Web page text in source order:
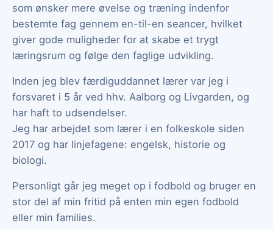
som ønsker mere øvelse og træning indenfor
bestemte fag gennem en-til-en seancer, hvilket
giver gode muligheder for at skabe et trygt
læringsrum og følge den faglige udvikling.
Inden jeg blev færdiguddannet lærer var jeg i
forsvaret i 5 år ved hhv. Aalborg og Livgarden, og
har haft to udsendelser.
Jeg har arbejdet som lærer i en folkeskole siden
2017 og har linjefagene: engelsk, historie og
biologi.
Personligt går jeg meget op i fodbold og bruger en
stor del af min fritid på enten min egen fodbold
eller min families.